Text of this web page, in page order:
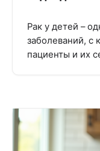
Рак у детей –
заболеваний, с
пациенты и их